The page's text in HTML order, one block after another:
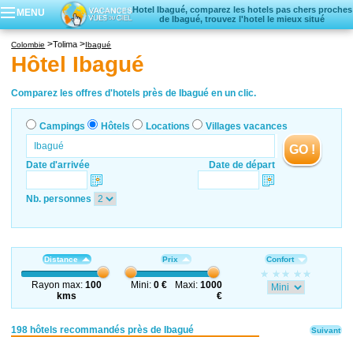
MENU
Hotel Ibagué, comparez les hotels pas chers proches
de Ibagué, trouvez l'hotel le mieux situé
Locations vacances
Villages vacances
Colombie Tolima Ibagué
Hôtel Ibagué
Comparez les offres d'hotels près de Ibagué en un clic.
Campings Hôtels Locations Villages vacances
Date d'arrivée Date de départ
GO !
Nb. personnes
Distance
Rayon max:100
kms
Prix
Mini: 0 € Maxi:1000
€
Confort
198 hôtels recommandés près de Ibagué
Suivant